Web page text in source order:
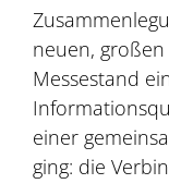
neuen,
Messestand
einer
ging: die